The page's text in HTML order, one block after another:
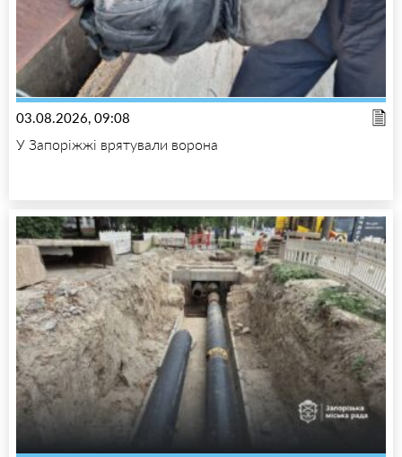
03.08.2026, 09:08
У Запоріжжі врятували ворона